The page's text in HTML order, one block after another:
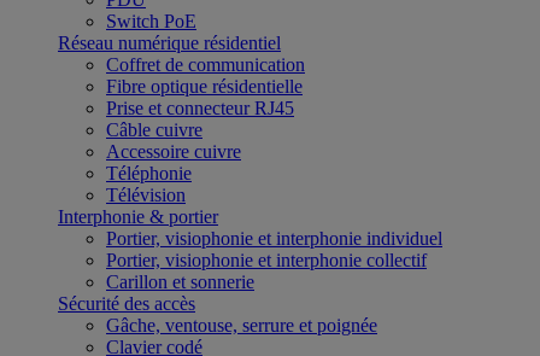
Switch PoE
Réseau numérique résidentiel
Coffret de communication
Fibre optique résidentielle
Prise et connecteur RJ45
Câble cuivre
Accessoire cuivre
Téléphonie
Télévision
Interphonie & portier
Portier, visiophonie et interphonie individuel
Portier, visiophonie et interphonie collectif
Carillon et sonnerie
Sécurité des accès
Gâche, ventouse, serrure et poignée
Clavier codé